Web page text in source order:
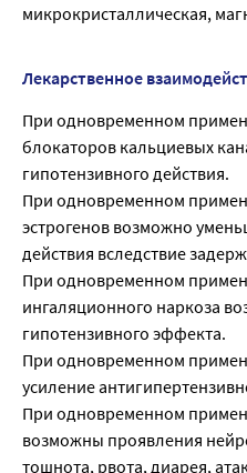
микрокристаллическая,
Лекарственное
При одновременном
блокаторов кальциевых
гипотензивного действия.
При одновременном
эстрогенов возможно
действия вследствие
При одновременном
ингаляционного наркоза
гипотензивного эффекта.
При одновременном
усиление
При одновременном
возможны проявления
тошнота, рвота, диарея,